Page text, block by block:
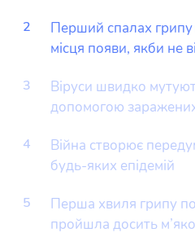
2
Перший спалах грипу
місця появи, якби не
3
Віруси швидко
допомогою
4
Війна створює
будь-яких епідемій
5
Перша хвиля грипу
пройшла досить м’яко